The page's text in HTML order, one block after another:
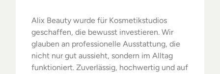
Alix Beauty wurde für Kosmetikstudios
geschaffen, die bewusst investieren. Wir
glauben an professionelle Ausstattung, die
nicht nur gut aussieht, sondern im Alltag
funktioniert. Zuverlässig, hochwertig und auf